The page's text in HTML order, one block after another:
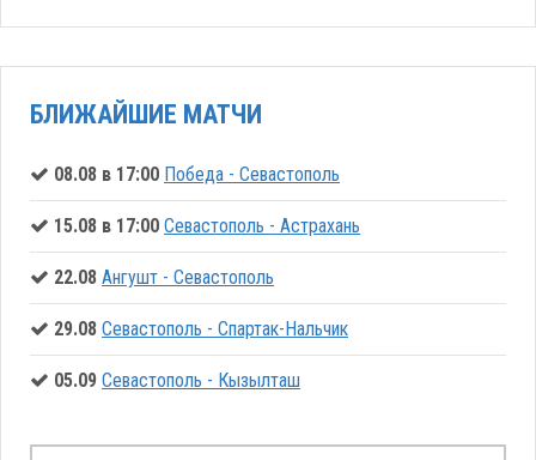
БЛИЖАЙШИЕ МАТЧИ
08.08 в 17:00 Победа - Севастополь
15.08 в 17:00 Севастополь - Астрахань
22.08 Ангушт - Севастополь
29.08 Севастополь - Спартак-Нальчик
05.09 Севастополь - Кызылташ